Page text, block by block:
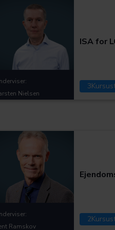
ISA for
3
Nielsen
2
Ramskov